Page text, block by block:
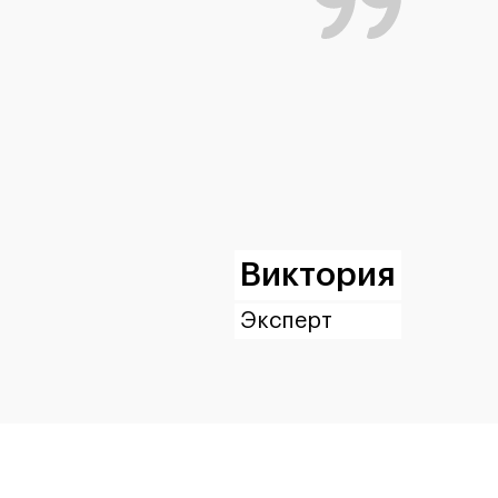
Виктория
Эксперт